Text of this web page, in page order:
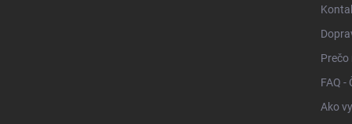
FAQ -
Ako